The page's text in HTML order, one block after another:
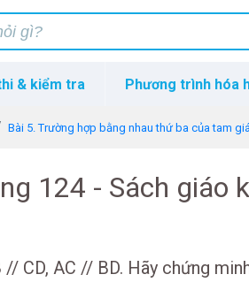
& kiểm tra Phương trình hóa
Bài 5. Trường hợp bằng nhau thứ ba của tam giác
124 - Sách giáo
CD, AC // BD. Hãy chứng